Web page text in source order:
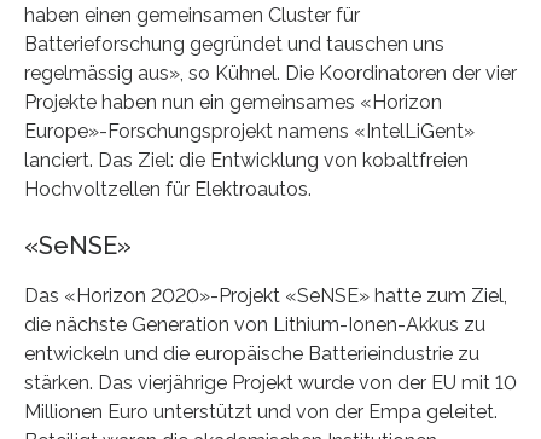
haben einen gemeinsamen Cluster für
Batterieforschung gegründet und tauschen uns
regelmässig aus», so Kühnel. Die Koordinatoren der vier
Projekte haben nun ein gemeinsames «Horizon
Europe»-Forschungsprojekt namens «IntelLiGent»
lanciert. Das Ziel: die Entwicklung von kobaltfreien
Hochvoltzellen für Elektroautos.
«SeNSE»
Das «Horizon 2020»-Projekt «SeNSE» hatte zum Ziel,
die nächste Generation von Lithium-Ionen-Akkus zu
entwickeln und die europäische Batterieindustrie zu
stärken. Das vierjährige Projekt wurde von der EU mit 10
Millionen Euro unterstützt und von der Empa geleitet.